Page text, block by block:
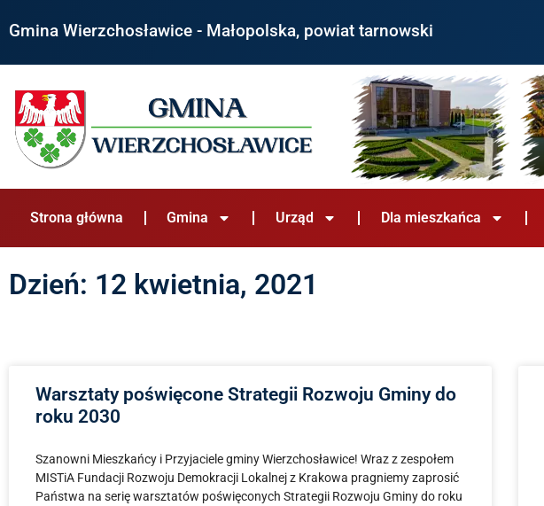
Gmina Wierzchosławice - Małopolska, powiat tarnowski
Strona główna Gmina Urząd Dla mieszkańca
Dzień: 12 kwietnia, 2021
Warsztaty poświęcone Strategii Rozwoju Gminy do
roku 2030
Szanowni Mieszkańcy i Przyjaciele gminy Wierzchosławice! Wraz z zespołem
MISTiA Fundacji Rozwoju Demokracji Lokalnej z Krakowa pragniemy zaprosić
Państwa na serię warsztatów poświęconych Strategii Rozwoju Gminy do roku